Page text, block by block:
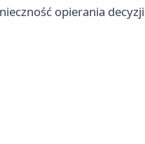
opierania